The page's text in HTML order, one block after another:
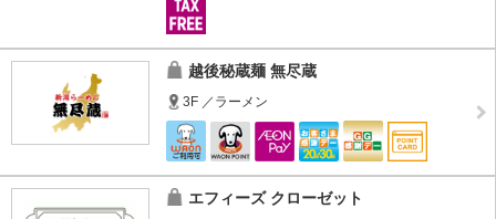
越後秘蔵麺 無尽蔵
3F ／ラーメン
エフィーズ クローゼット